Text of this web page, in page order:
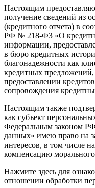
Настоящим
получение сведений из
(кредитного отчета) в
РФ № 218-ФЗ «О
информации,
в бюро кредитных
благонадежности как
кредитных
предоставлении
сопровождения
Настоящим также
как субъект
Федеральным законом
данных» имею право на
интересов, в том числе
компенсацию
Нажмите здесь для
отношении обработки